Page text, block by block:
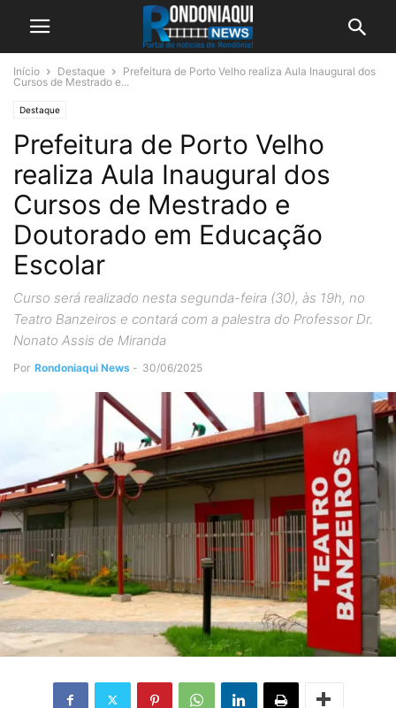
Início Destaque
Prefeitura de Porto Velho realiza Aula Inaugural dos
Cursos de Mestrado e...
Destaque
Prefeitura de Porto Velho
realiza Aula Inaugural dos
Cursos de Mestrado e
Doutorado em Educação
Escolar
Curso será realizado nesta segunda-feira (30), às 19h, no
Teatro Banzeiros e contará com a palestra do Professor Dr.
Nonato Assis de Miranda
Por Rondoniaqui News - 30/06/2025